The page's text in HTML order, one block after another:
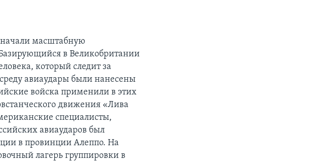
масштабную
в Великобритании
который следит за
авиаудары были нанесены
войска применили в этих
движения «Лива
специалисты,
авиаударов был
в провинции Алеппо. На
лагерь группировки в